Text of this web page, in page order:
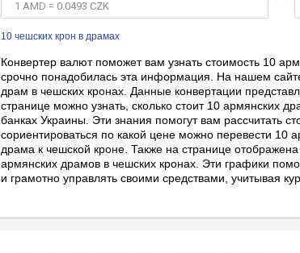
10 чешских крон в драмах
1 AMD = 0.0493 CZK
Конвертер валют поможет вам узнать стоимость 10
срочно понадобилась эта информация. На нашем
драм в чешских кронах. Данные конвертации
странице можно узнать, сколько стоит 10 армянских
банках Украины. Эти знания помогут вам рассчитать
сориентироваться по какой цене можно перевести 10
драма к чешской кроне. Также на странице
армянских драмов в чешских кронах. Эти графики
и грамотно управлять своими средствами, учитывая